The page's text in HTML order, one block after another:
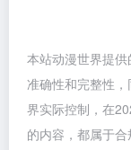
本站动漫世界提
准确性和完整性
界实际控制，在
的内容，都属于